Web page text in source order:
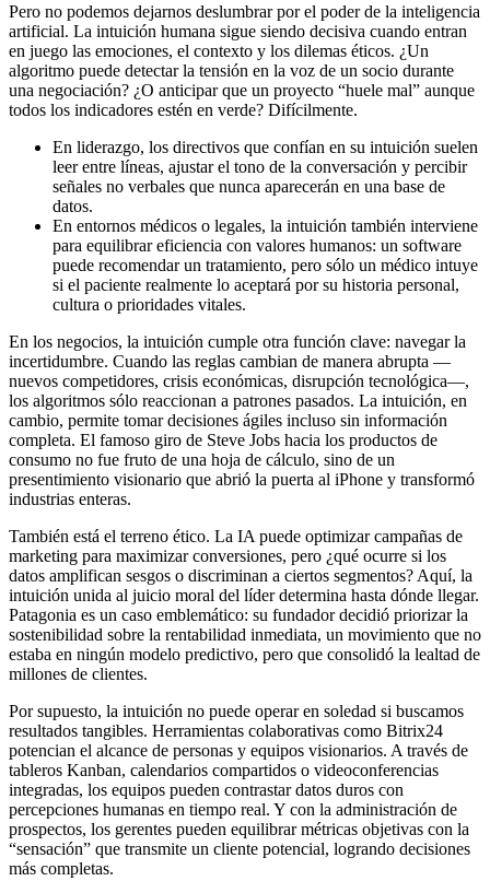
Pero no podemos dejarnos deslumbrar por el poder de la inteligencia
artificial. La intuición humana sigue siendo decisiva cuando entran
en juego las emociones, el contexto y los dilemas éticos. ¿Un
algoritmo puede detectar la tensión en la voz de un socio durante
una negociación? ¿O anticipar que un proyecto “huele mal” aunque
todos los indicadores estén en verde? Difícilmente.
En liderazgo, los directivos que confían en su intuición suelen
leer entre líneas, ajustar el tono de la conversación y percibir
señales no verbales que nunca aparecerán en una base de
datos.
En entornos médicos o legales, la intuición también interviene
para equilibrar eficiencia con valores humanos: un software
puede recomendar un tratamiento, pero sólo un médico intuye
si el paciente realmente lo aceptará por su historia personal,
cultura o prioridades vitales.
En los negocios, la intuición cumple otra función clave: navegar la
incertidumbre. Cuando las reglas cambian de manera abrupta —
nuevos competidores, crisis económicas, disrupción tecnológica—,
los algoritmos sólo reaccionan a patrones pasados. La intuición, en
cambio, permite tomar decisiones ágiles incluso sin información
completa. El famoso giro de Steve Jobs hacia los productos de
consumo no fue fruto de una hoja de cálculo, sino de un
presentimiento visionario que abrió la puerta al iPhone y transformó
industrias enteras.
También está el terreno ético. La IA puede optimizar campañas de
marketing para maximizar conversiones, pero ¿qué ocurre si los
datos amplifican sesgos o discriminan a ciertos segmentos? Aquí, la
intuición unida al juicio moral del líder determina hasta dónde llegar.
Patagonia es un caso emblemático: su fundador decidió priorizar la
sostenibilidad sobre la rentabilidad inmediata, un movimiento que no
estaba en ningún modelo predictivo, pero que consolidó la lealtad de
millones de clientes.
Por supuesto, la intuición no puede operar en soledad si buscamos
resultados tangibles. Herramientas colaborativas como Bitrix24
potencian el alcance de personas y equipos visionarios. A través de
tableros Kanban, calendarios compartidos o videoconferencias
integradas, los equipos pueden contrastar datos duros con
percepciones humanas en tiempo real. Y con la administración de
prospectos, los gerentes pueden equilibrar métricas objetivas con la
“sensación” que transmite un cliente potencial, logrando decisiones
más completas.